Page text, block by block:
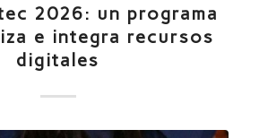
2026: un programa
e integra recursos
digitales